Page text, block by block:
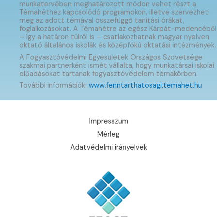
munkatervében meghatározott módon vehet részt a
Témahéthez kapcsolódó programokon, illetve szervezheti
meg az adott témával összefüggő tanítási órákat,
foglalkozásokat. A Témahétre az egész Kárpát-medencéből
– így a határon túlról is – csatlakozhatnak magyar nyelven
oktató általános iskolák és középfokú oktatási intézmények.
A Fogyasztóvédelmi Egyesületek Országos Szövetsége
szakmai partnerként ismét vállalta, hogy munkatársai iskolai
előadásokat tartanak fogyasztóvédelem témakörben.
További információk: www.fenntarthatosagi.temahet.hu
Impresszum
Mérleg
Adatvédelmi irányelvek